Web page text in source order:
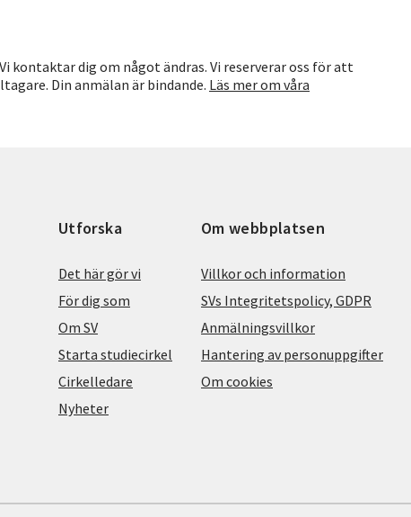
kontaktar dig om något ändras. Vi reserverar oss för att
Din anmälan är bindande. Läs mer om våra
Utforska
Det här gör vi
För dig som
Om SV
Starta studiecirkel
Cirkelledare
Nyheter
Om webbplatsen
Villkor och information
SVs Integritetspolicy, GDPR
Anmälningsvillkor
Hantering av personuppgifter
Om cookies